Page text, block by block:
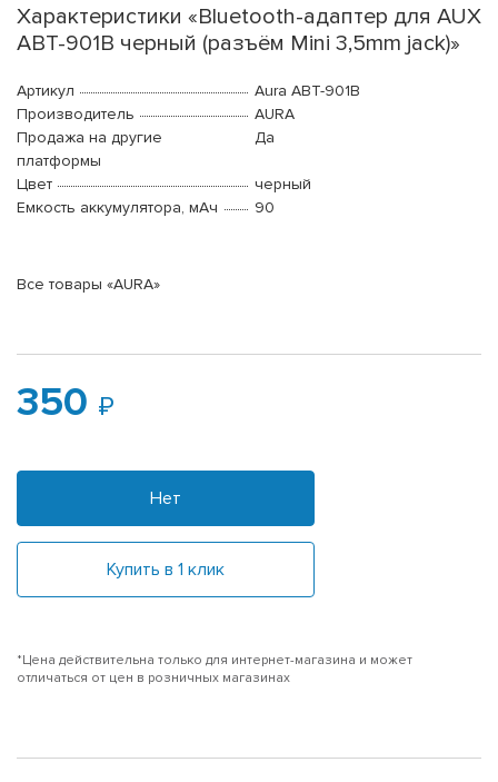
Характеристики «Bluetooth-адаптер для AUX
ABT-901B черный (разъём Mini 3,5mm jack)»
Артикул
Aura ABT-901B
Производитель
AURA
Продажа на другие
платформы
Да
Цвет
черный
Емкость аккумулятора, мАч
90
Все товары «AURA»
350
Нет
Купить в 1 клик
*Цена действительна только для интернет-магазина и может
отличаться от цен в розничных магазинах